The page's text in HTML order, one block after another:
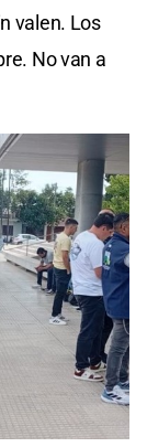
valen. Los
No van a